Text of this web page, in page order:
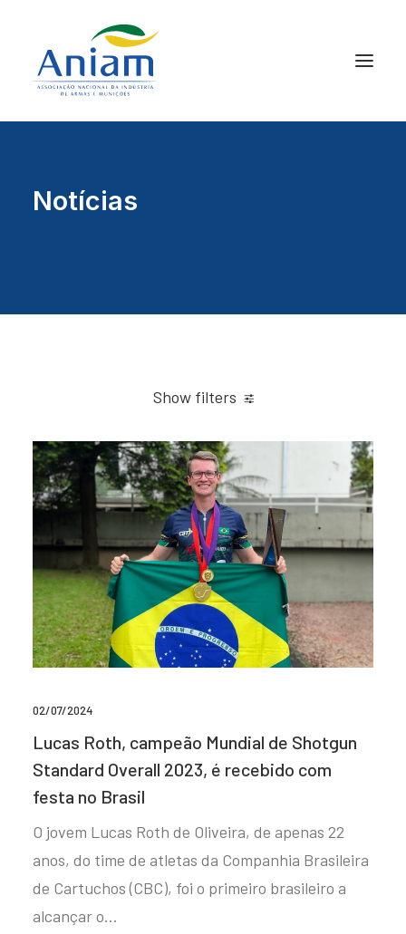
Notícias
Show filters
02/07/2024
Lucas Roth, campeão Mundial de Shotgun
Standard Overall 2023, é recebido com
festa no Brasil
O jovem Lucas Roth de Oliveira, de apenas 22
anos, do time de atletas da Companhia Brasileira
de Cartuchos (CBC), foi o primeiro brasileiro a
alcançar o…